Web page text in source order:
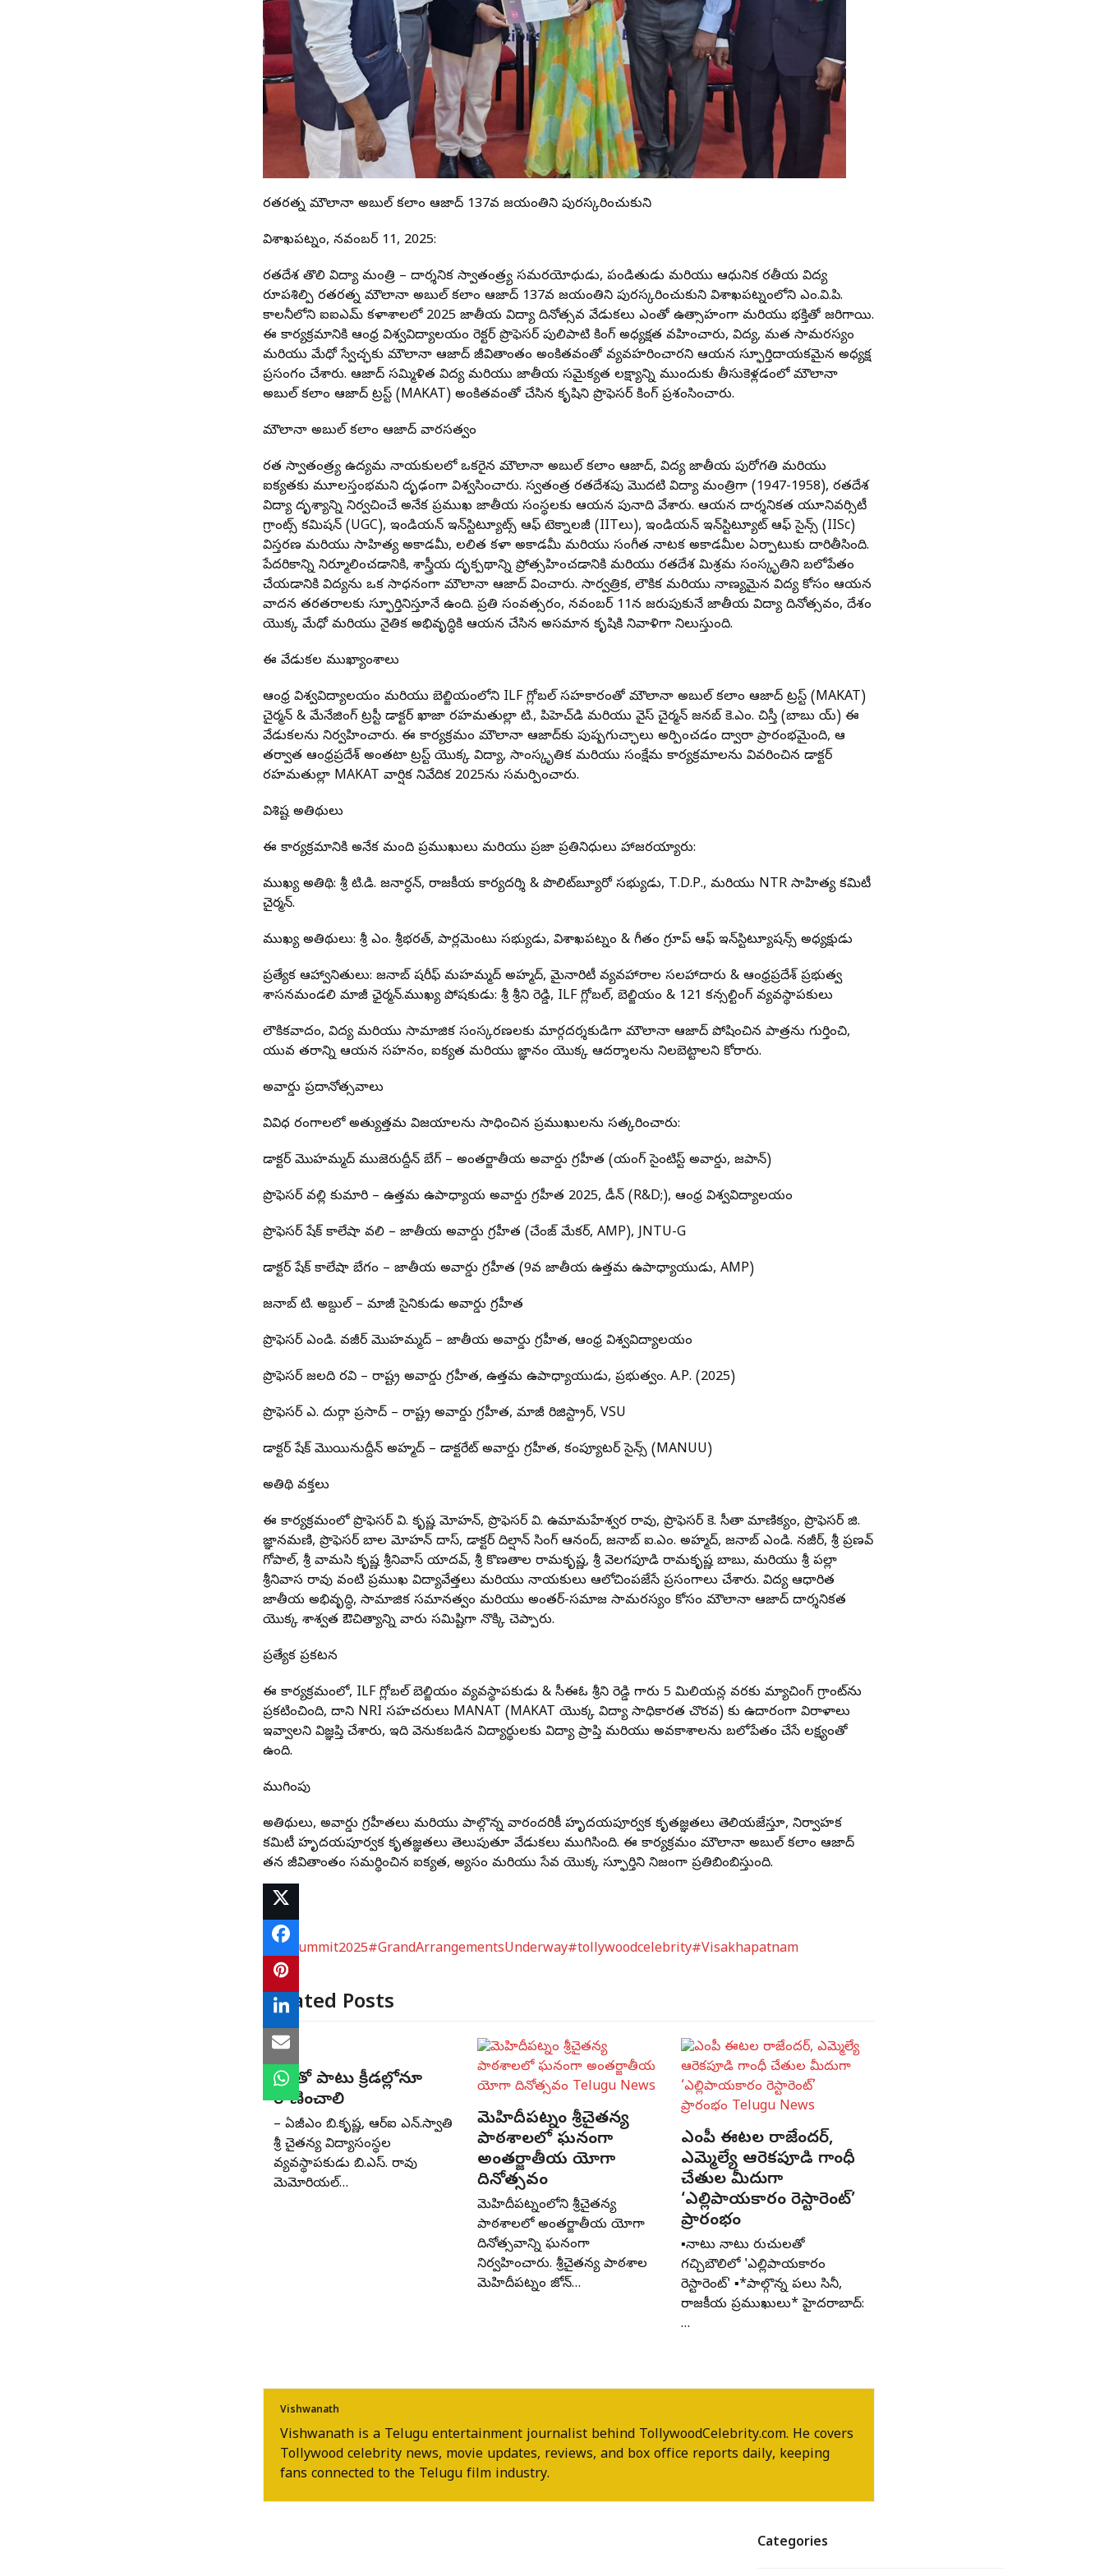
భారతరత్న మౌలానా అబుల్ కలాం ఆజాద్ 137వ జయంతిని పురస్కరించుకుని
విశాఖపట్నం, నవంబర్ 11, 2025:
భారతదేశ తొలి విద్యా మంత్రి – దార్శనిక స్వాతంత్ర్య సమరయోధుడు, పండితుడు మరియు ఆధునిక భారతీయ విద్య
రూపశిల్పి భారతరత్న మౌలానా అబుల్ కలాం ఆజాద్ 137వ జయంతిని పురస్కరించుకుని విశాఖపట్నంలోని ఎం.వి.పి.
కాలనీలోని ఐఐఎమ్ కళాశాలలో 2025 జాతీయ విద్యా దినోత్సవ వేడుకలు ఎంతో ఉత్సాహంగా మరియు భక్తితో జరిగాయి.
ఈ కార్యక్రమానికి ఆంధ్ర విశ్వవిద్యాలయం రెక్టర్ ప్రొఫెసర్ పులిపాటి కింగ్ అధ్యక్షత వహించారు, విద్య, మత సామరస్యం
మరియు మేధో స్వేచ్ఛకు మౌలానా ఆజాద్ జీవితాంతం అంకితభావంతో వ్యవహరించారని ఆయన స్ఫూర్తిదాయకమైన అధ్యక్ష
ప్రసంగం చేశారు. ఆజాద్ సమ్మిళిత విద్య మరియు జాతీయ సమైక్యత లక్ష్యాన్ని ముందుకు తీసుకెళ్లడంలో మౌలానా
అబుల్ కలాం ఆజాద్ ట్రస్ట్ (MAKAT) అంకితభావంతో చేసిన కృషిని ప్రొఫెసర్ కింగ్ ప్రశంసించారు.
మౌలానా అబుల్ కలాం ఆజాద్ వారసత్వం
భారత స్వాతంత్ర్య ఉద్యమ నాయకులలో ఒకరైన మౌలానా అబుల్ కలాం ఆజాద్, విద్య జాతీయ పురోగతి మరియు
ఐక్యతకు మూలస్తంభమని దృఢంగా విశ్వసించారు. స్వతంత్ర భారతదేశపు మొదటి విద్యా మంత్రిగా (1947-1958), భారతదేశ
విద్యా దృశ్యాన్ని నిర్వచించే అనేక ప్రముఖ జాతీయ సంస్థలకు ఆయన పునాది వేశారు. ఆయన దార్శనికత యూనివర్సిటీ
గ్రాంట్స్ కమిషన్ (UGC), ఇండియన్ ఇన్‌స్టిట్యూట్స్ ఆఫ్ టెక్నాలజీ (IITలు), ఇండియన్ ఇన్‌స్టిట్యూట్ ఆఫ్ సైన్స్ (IISc)
విస్తరణ మరియు సాహిత్య అకాడమీ, లలిత కళా అకాడమీ మరియు సంగీత నాటక అకాడమీల ఏర్పాటుకు దారితీసింది.
పేదరికాన్ని నిర్మూలించడానికి, శాస్త్రీయ దృక్పథాన్ని ప్రోత్సహించడానికి మరియు భారతదేశ మిశ్రమ సంస్కృతిని బలోపేతం
చేయడానికి విద్యను ఒక సాధనంగా మౌలానా ఆజాద్ భావించారు. సార్వత్రిక, లౌకిక మరియు నాణ్యమైన విద్య కోసం ఆయన
వాదన తరతరాలకు స్ఫూర్తినిస్తూనే ఉంది. ప్రతి సంవత్సరం, నవంబర్ 11న జరుపుకునే జాతీయ విద్యా దినోత్సవం, దేశం
యొక్క మేధో మరియు నైతిక అభివృద్ధికి ఆయన చేసిన అసమాన కృషికి నివాళిగా నిలుస్తుంది.
ఈ వేడుకల ముఖ్యాంశాలు
ఆంధ్ర విశ్వవిద్యాలయం మరియు బెల్జియంలోని ILF గ్లోబల్ సహకారంతో మౌలానా అబుల్ కలాం ఆజాద్ ట్రస్ట్ (MAKAT)
చైర్మన్ & మేనేజింగ్ ట్రస్టీ డాక్టర్ ఖాజా రహమతుల్లా టి., పిహెచ్‌డి మరియు వైస్ చైర్మన్ జనబ్ కె.ఎం. చిస్తీ (బాబు భాయ్) ఈ
వేడుకలను నిర్వహించారు. ఈ కార్యక్రమం మౌలానా ఆజాద్‌కు పుష్పగుచ్ఛాలు అర్పించడం ద్వారా ప్రారంభమైంది, ఆ
తర్వాత ఆంధ్రప్రదేశ్ అంతటా ట్రస్ట్ యొక్క విద్యా, సాంస్కృతిక మరియు సంక్షేమ కార్యక్రమాలను వివరించిన డాక్టర్
రహమతుల్లా MAKAT వార్షిక నివేదిక 2025ను సమర్పించారు.
విశిష్ట అతిథులు
ఈ కార్యక్రమానికి అనేక మంది ప్రముఖులు మరియు ప్రజా ప్రతినిధులు హాజరయ్యారు:
ముఖ్య అతిథి: శ్రీ టి.డి. జనార్ధన్, రాజకీయ కార్యదర్శి & పొలిట్‌బ్యూరో సభ్యుడు, T.D.P., మరియు NTR సాహిత్య కమిటీ
చైర్మన్.
ముఖ్య అతిథులు: శ్రీ ఎం. శ్రీభరత్, పార్లమెంటు సభ్యుడు, విశాఖపట్నం & గీతం గ్రూప్ ఆఫ్ ఇన్‌స్టిట్యూషన్స్ అధ్యక్షుడు
ప్రత్యేక ఆహ్వానితులు: జనాబ్ షరీఫ్ మహమ్మద్ అహ్మద్, మైనారిటీ వ్యవహారాల సలహాదారు & ఆంధ్రప్రదేశ్ ప్రభుత్వ
శాసనమండలి మాజీ ఛైర్మన్.ముఖ్య పోషకుడు: శ్రీ శ్రీని రెడ్డి, ILF గ్లోబల్, బెల్జియం & 121 కన్సల్టింగ్ వ్యవస్థాపకులు
లౌకికవాదం, విద్య మరియు సామాజిక సంస్కరణలకు మార్గదర్శకుడిగా మౌలానా ఆజాద్ పోషించిన పాత్రను గుర్తించి,
యువ తరాన్ని ఆయన సహనం, ఐక్యత మరియు జ్ఞానం యొక్క ఆదర్శాలను నిలబెట్టాలని కోరారు.
అవార్డు ప్రదానోత్సవాలు
వివిధ రంగాలలో అత్యుత్తమ విజయాలను సాధించిన ప్రముఖులను సత్కరించారు:
డాక్టర్ మొహమ్మద్ ముజెరుద్దీన్ బేగ్ – అంతర్జాతీయ అవార్డు గ్రహీత (యంగ్ సైంటిస్ట్ అవార్డు, జపాన్)
ప్రొఫెసర్ వల్లి కుమారి – ఉత్తమ ఉపాధ్యాయ అవార్డు గ్రహీత 2025, డీన్ (R&D;), ఆంధ్ర విశ్వవిద్యాలయం
ప్రొఫెసర్ షేక్ కాలేషా వలి – జాతీయ అవార్డు గ్రహీత (చేంజ్ మేకర్, AMP), JNTU-G
డాక్టర్ షేక్ కాలేషా బేగం – జాతీయ అవార్డు గ్రహీత (9వ జాతీయ ఉత్తమ ఉపాధ్యాయుడు, AMP)
జనాబ్ టి. అబ్దుల్ – మాజీ సైనికుడు అవార్డు గ్రహీత
ప్రొఫెసర్ ఎండి. వజీర్ మొహమ్మద్ – జాతీయ అవార్డు గ్రహీత, ఆంధ్ర విశ్వవిద్యాలయం
ప్రొఫెసర్ జలది రవి – రాష్ట్ర అవార్డు గ్రహీత, ఉత్తమ ఉపాధ్యాయుడు, ప్రభుత్వం. A.P. (2025)
ప్రొఫెసర్ ఎ. దుర్గా ప్రసాద్ – రాష్ట్ర అవార్డు గ్రహీత, మాజీ రిజిస్ట్రార్, VSU
డాక్టర్ షేక్ మొయినుద్దీన్ అహ్మద్ – డాక్టరేట్ అవార్డు గ్రహీత, కంప్యూటర్ సైన్స్ (MANUU)
అతిథి వక్తలు
ఈ కార్యక్రమంలో ప్రొఫెసర్ వి. కృష్ణ మోహన్, ప్రొఫెసర్ వి. ఉమామహేశ్వర రావు, ప్రొఫెసర్ కె. సీతా మాణిక్యం, ప్రొఫెసర్ జి.
జ్ఞానమణి, ప్రొఫెసర్ బాల మోహన్ దాస్, డాక్టర్ దిల్షాన్ సింగ్ ఆనంద్, జనాబ్ ఐ.ఎం. అహ్మద్, జనాబ్ ఎండి. నజీర్, శ్రీ ప్రణవ్
గోపాల్, శ్రీ వామసి కృష్ణ శ్రీనివాస్ యాదవ్, శ్రీ కొణతాల రామకృష్ణ, శ్రీ వెలగపూడి రామకృష్ణ బాబు, మరియు శ్రీ పల్లా
శ్రీనివాస రావు వంటి ప్రముఖ విద్యావేత్తలు మరియు నాయకులు ఆలోచింపజేసే ప్రసంగాలు చేశారు. విద్య ఆధారిత
జాతీయ అభివృద్ధి, సామాజిక సమానత్వం మరియు అంతర్-సమాజ సామరస్యం కోసం మౌలానా ఆజాద్ దార్శనికత
యొక్క శాశ్వత ఔచిత్యాన్ని వారు సమిష్టిగా నొక్కి చెప్పారు.
ప్రత్యేక ప్రకటన
ఈ కార్యక్రమంలో, ILF గ్లోబల్ బెల్జియం వ్యవస్థాపకుడు & సీఈఓ శ్రీని రెడ్డి గారు 5 మిలియన్ల వరకు మ్యాచింగ్ గ్రాంట్‌ను
ప్రకటించింది, దాని NRI సహచరులు MANAT (MAKAT యొక్క విద్యా సాధికారత చొరవ) కు ఉదారంగా విరాళాలు
ఇవ్వాలని విజ్ఞప్తి చేశారు, ఇది వెనుకబడిన విద్యార్థులకు విద్యా ప్రాప్తి మరియు అవకాశాలను బలోపేతం చేసే లక్ష్యంతో
ఉంది.
ముగింపు
అతిథులు, అవార్డు గ్రహీతలు మరియు పాల్గొన్న వారందరికీ హృదయపూర్వక కృతజ్ఞతలు తెలియజేస్తూ, నిర్వాహక
కమిటీ హృదయపూర్వక కృతజ్ఞతలు తెలుపుతూ వేడుకలు ముగిసింది. ఈ కార్యక్రమం మౌలానా అబుల్ కలాం ఆజాద్
తన జీవితాంతం సమర్థించిన ఐక్యత, అభ్యాసం మరియు సేవ యొక్క స్ఫూర్తిని నిజంగా ప్రతిబింబిస్తుంది.
#CIISummit2025#GrandArrangementsUnderway#tollywoodcelebrity#Visakhapatnam
Related Posts
విద్యతో పాటు క్రీడల్లోనూ
రాణించాలి
– ఏజీఎం బి.కృష్ణ, ఆర్‌ఐ ఎన్‌.స్వాతి
శ్రీ చైతన్య విద్యాసంస్థల
వ్యవస్థాపకుడు బి.ఎస్‌. రావు
మెమోరియల్‌…
మెహిదీపట్నం శ్రీచైతన్య
పాఠశాలలో ఘనంగా
అంతర్జాతీయ యోగా
దినోత్సవం
మెహిదీపట్నంలోని శ్రీచైతన్య
పాఠశాలలో అంతర్జాతీయ యోగా
దినోత్సవాన్ని ఘనంగా
నిర్వహించారు. శ్రీచైతన్య పాఠశాల
మెహిదీపట్నం జోన్‌…
ఎంపీ ఈటల రాజేందర్,
ఎమ్మెల్యే ఆరెకపూడి గాంధీ
చేతుల మీదుగా
‘ఎల్లిపాయకారం రెస్టారెంట్’
ప్రారంభం
▪️నాటు నాటు రుచులతో
గచ్చిబౌలిలో 'ఎల్లిపాయకారం
రెస్టారెంట్' ▪️*పాల్గొన్న పలు సినీ,
రాజకీయ ప్రముఖులు* హైదరాబాద్:
…
Vishwanath
Vishwanath is a Telugu entertainment journalist behind TollywoodCelebrity.com. He covers
Tollywood celebrity news, movie updates, reviews, and box office reports daily, keeping
fans connected to the Telugu film industry.
Categories